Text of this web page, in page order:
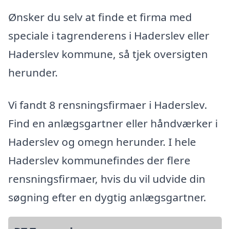
Ønsker du selv at finde et firma med
speciale i tagrenderens i Haderslev eller
Haderslev kommune, så tjek oversigten
herunder.
Vi fandt 8 rensningsfirmaer i Haderslev.
Find en anlægsgartner eller håndværker i
Haderslev og omegn herunder. I hele
Haderslev kommunefindes der flere
rensningsfirmaer, hvis du vil udvide din
søgning efter en dygtig anlægsgartner.